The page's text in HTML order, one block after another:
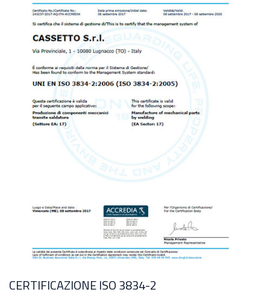
CERTIFICAZIONE ISO 3834-2